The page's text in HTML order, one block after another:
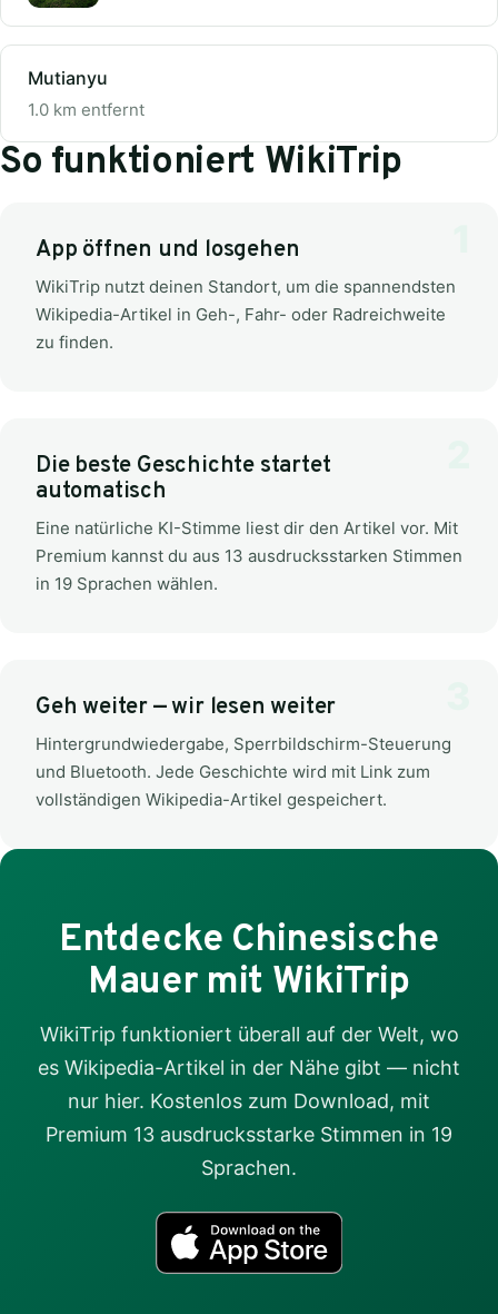
Mutianyu
1.0 km entfernt
So funktioniert WikiTrip
App öffnen und losgehen
WikiTrip nutzt deinen Standort, um die spannendsten
Wikipedia-Artikel in Geh-, Fahr- oder Radreichweite
zu finden.
Die beste Geschichte startet
automatisch
Eine natürliche KI-Stimme liest dir den Artikel vor. Mit
Premium kannst du aus 13 ausdrucksstarken Stimmen
in 19 Sprachen wählen.
Geh weiter — wir lesen weiter
Hintergrundwiedergabe, Sperrbildschirm-Steuerung
und Bluetooth. Jede Geschichte wird mit Link zum
vollständigen Wikipedia-Artikel gespeichert.
Entdecke Chinesische
Mauer mit WikiTrip
WikiTrip funktioniert überall auf der Welt, wo
es Wikipedia-Artikel in der Nähe gibt — nicht
nur hier. Kostenlos zum Download, mit
Premium 13 ausdrucksstarke Stimmen in 19
Sprachen.